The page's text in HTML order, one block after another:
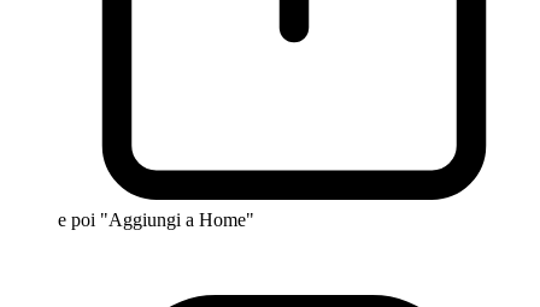
e poi "Aggiungi a Home"